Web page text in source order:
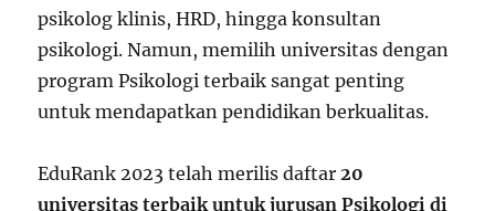
psikolog klinis, HRD, hingga konsultan
psikologi. Namun, memilih universitas dengan
program Psikologi terbaik sangat penting
untuk mendapatkan pendidikan berkualitas.
EduRank 2023 telah merilis daftar 20
universitas terbaik untuk jurusan Psikologi di